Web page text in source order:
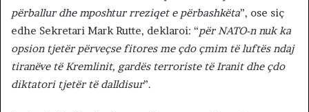
përballur dhe mposhtur rreziqet e përbashkëta”, ose siç
edhe Sekretari Mark Rutte, deklaroi: “për NATO-n nuk ka
opsion tjetër përveçse fitores me çdo çmim të luftës ndaj
tiranëve të Kremlinit, gardës terroriste të Iranit dhe çdo
diktatori tjetër të dalldisur”.